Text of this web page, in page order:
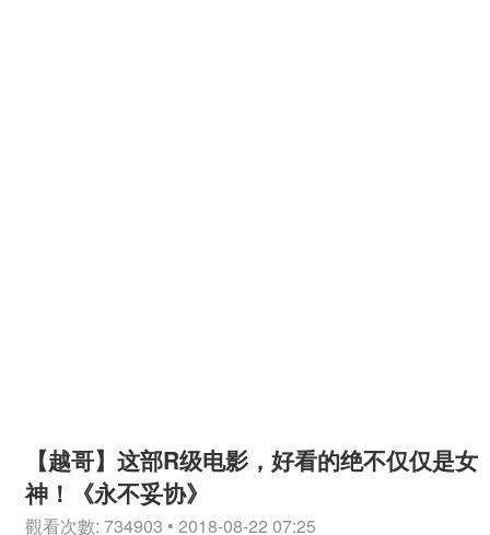
【越哥】这部R级电影，好看的绝不仅仅是女
神！《永不妥协》
觀看次數: 734903 • 2018-08-22 07:25